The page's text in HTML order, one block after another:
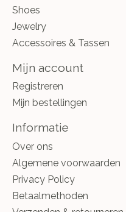
Shoes
Jewelry
Accessoires & Tassen
Mijn account
Registreren
Mijn bestellingen
Informatie
Over ons
Algemene voorwaarden
Privacy Policy
Betaalmethoden